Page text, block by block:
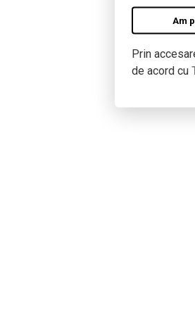
Am
Prin
de acord cu